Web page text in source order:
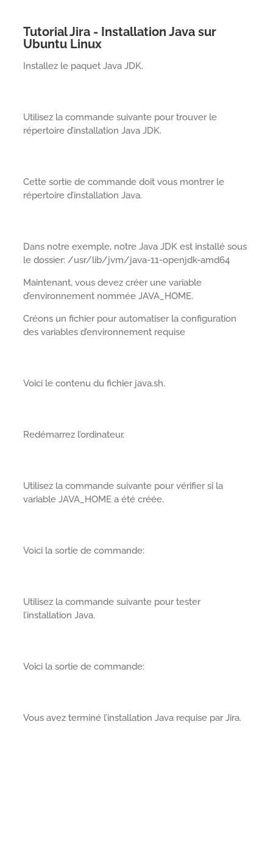
Tutorial Jira - Installation Java sur
Ubuntu Linux
Installez le paquet Java JDK.
Utilisez la commande suivante pour trouver le
répertoire d’installation Java JDK.
Cette sortie de commande doit vous montrer le
répertoire d’installation Java.
Dans notre exemple, notre Java JDK est installé sous
le dossier: /usr/lib/jvm/java-11-openjdk-amd64
Maintenant, vous devez créer une variable
d’environnement nommée JAVA_HOME.
Créons un fichier pour automatiser la configuration
des variables d’environnement requise
Voici le contenu du fichier java.sh.
Redémarrez l’ordinateur.
Utilisez la commande suivante pour vérifier si la
variable JAVA_HOME a été créée.
Voici la sortie de commande:
Utilisez la commande suivante pour tester
l’installation Java.
Voici la sortie de commande:
Vous avez terminé l’installation Java requise par Jira.